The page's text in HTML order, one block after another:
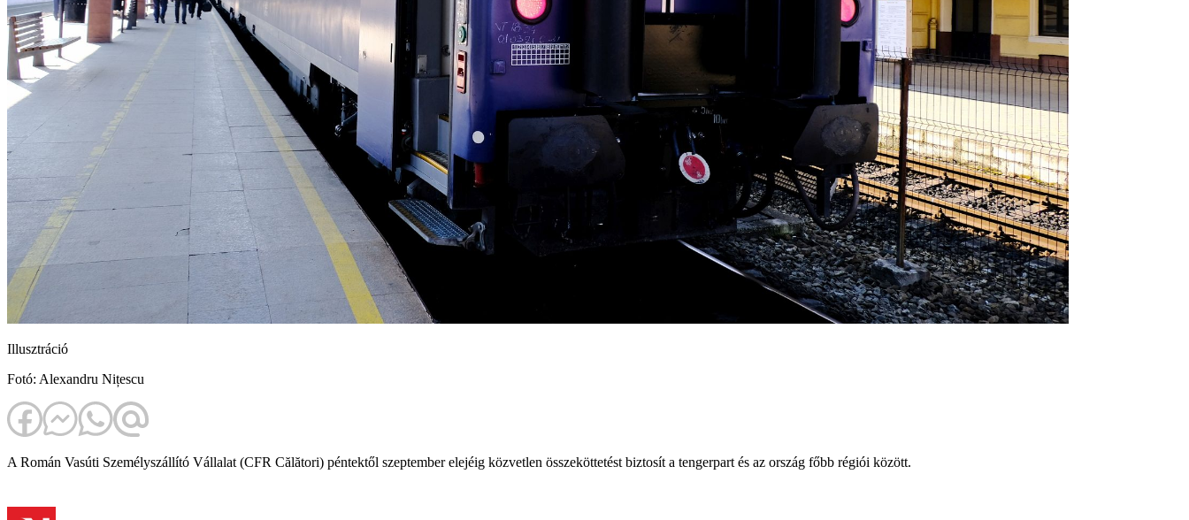
Illusztráció
Fotó: Alexandru Nițescu
A Román Vasúti Személyszállító Vállalat (CFR Călători) péntektől szeptember elejéig közvetlen összeköttetést biztosít a tengerpart és az ország főbb régiói között.